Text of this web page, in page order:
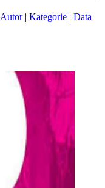
Autor | Kategorie | Data